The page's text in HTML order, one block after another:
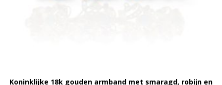
Koninklijke 18k gouden armband met smaragd, robijn en